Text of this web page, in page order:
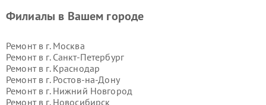
Филиалы в Вашем городе
Ремонт в г. Москва
Ремонт в г. Санкт-Петербург
Ремонт в г. Краснодар
Ремонт в г. Ростов-на-Дону
Ремонт в г. Нижний Новгород
Ремонт в г. Новосибирск